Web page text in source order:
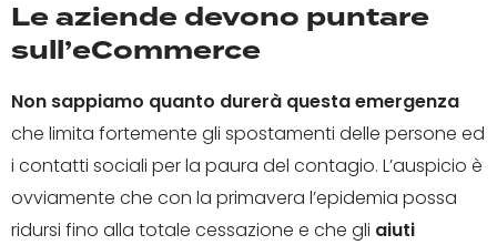
Le aziende devono puntare
sull’eCommerce
Non sappiamo quanto durerà questa emergenza
che limita fortemente gli spostamenti delle persone ed
i contatti sociali per la paura del contagio. L’auspicio è
ovviamente che con la primavera l’epidemia possa
ridursi fino alla totale cessazione e che gli aiuti